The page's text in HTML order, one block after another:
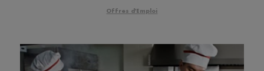
les horaires ...
Offres d'Emploi